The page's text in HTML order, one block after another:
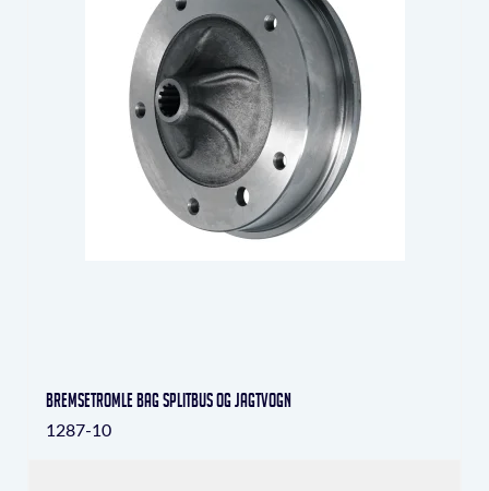
Bremsetromle bag Splitbus og Jagtvogn
1287-10